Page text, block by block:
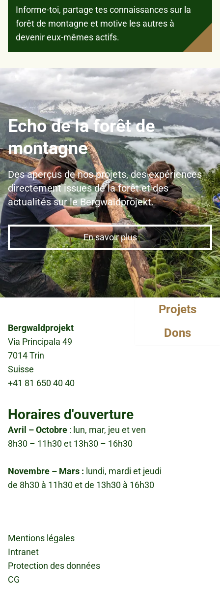
Informe-toi, partage tes connaissances sur la
forêt de montagne et motive les autres à
devenir eux-mêmes actifs.
Echo de la forêt de
montagne
Des aperçus de nos projets, des expériences
directement issues de la forêt et des
actualités sur le Bergwaldprojekt.
En savoir plus
Projets
Dons
Bergwaldprojekt
Via Principala 49
7014 Trin
Suisse
+41 81 650 40 40
Horaires d'ouverture
Avril – Octobre : lun, mar, jeu et ven
8h30 – 11h30 et 13h30 – 16h30
Novembre – Mars : lundi, mardi et jeudi
de 8h30 à 11h30 et de 13h30 à 16h30
Mentions légales
Intranet
Protection des données
CG